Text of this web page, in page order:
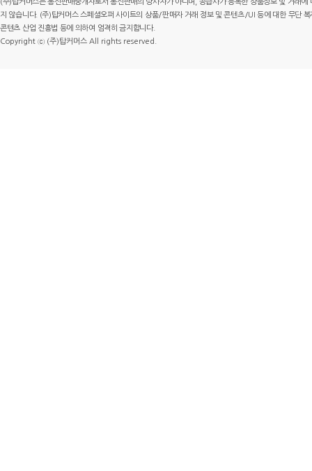
(주)탑커머스는 통신판매중개자로서 통신판매의 당사자가 아니며, 공급사가 등록한 상품정보 및 거래
지 않습니다. (주)탑커머스 스페셜오퍼 사이트의 상품/판매자 거래 정보 및 콘텐츠/UI 등에 대한 무단
콘텐츠 산업 진흥법 등에 의하여 엄격히 금지합니다.
Copyright ⓒ (주)탑커머스 All rights reserved.